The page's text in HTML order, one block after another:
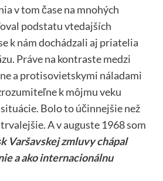
v tom čase na mnohých
podstatu vtedajších
k nám dochádzali aj priatelia
Práve na kontraste medzi
a protisovietskymi náladami
k môjmu veku
Bolo to účinnejšie než
A v auguste 1968 som
Varšavskej zmluvy chápal
a ako internacionálnu